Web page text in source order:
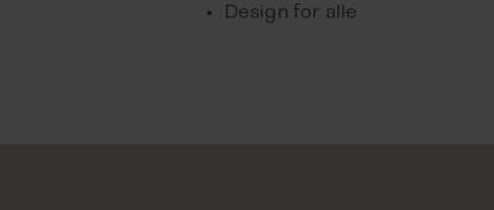
Design for alle